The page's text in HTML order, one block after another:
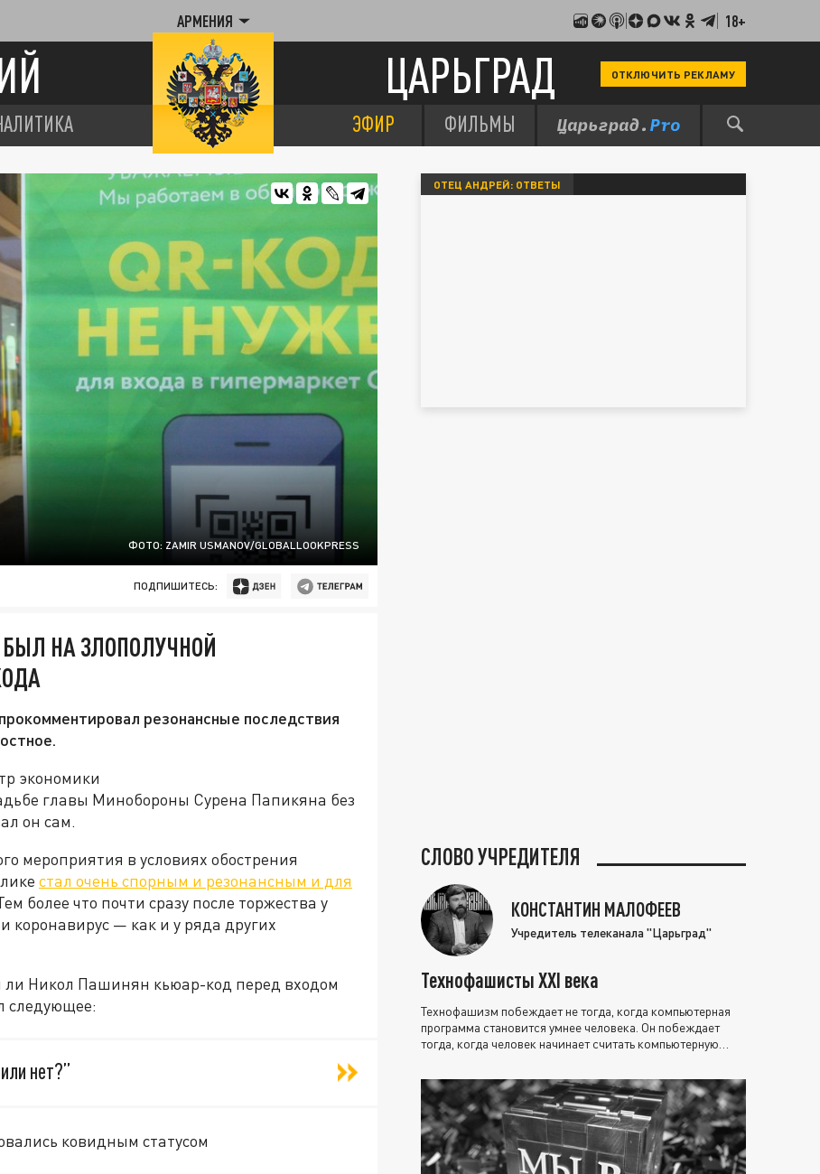
АРМЕНИЯ 18+
ЦАРЬГРАД ОТКЛЮЧИТЬ РЕКЛАМУ
ЭФИР ФИЛЬМЫ
ФОТО: ZAMIR USMANOV/GLOBALLOOKPRESS
ПОДПИШИТЕСЬ:
НА ЗЛОПОЛУЧНОЙ
резонансные последствия
экономики
главы Минобороны Сурена Папикяна без
он сам.
мероприятия в условиях обострения
стал очень спорным и резонансным и для
более что почти сразу после торжества у
— как и у ряда других
ли Никол Пашинян кьюар-код перед входом
следующее:
нет?”
ковидным статусом
ОТЕЦ АНДРЕЙ: ОТВЕТЫ
СЛОВО УЧРЕДИТЕЛЯ
КОНСТАНТИН МАЛОФЕЕВ
Учредитель телеканала "Царьград"
Технофашисты XXI века
Технофашизм побеждает не тогда, когда компьютерная
программа становится умнее человека. Он побеждает
тогда, когда человек начинает считать компьютерную